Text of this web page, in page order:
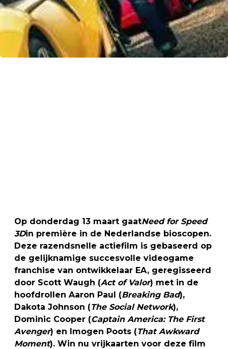
Op donderdag 13 maart gaatNeed for Speed
3Din première in de Nederlandse bioscopen.
Deze razendsnelle actiefilm is gebaseerd op
de gelijknamige succesvolle videogame
franchise van ontwikkelaar EA, geregisseerd
door Scott Waugh (Act of Valor) met in de
hoofdrollen Aaron Paul (Breaking Bad),
Dakota Johnson (The Social Network),
Dominic Cooper (Captain America: The First
Avenger) en Imogen Poots (That Awkward
Moment). Win nu vrijkaarten voor deze film